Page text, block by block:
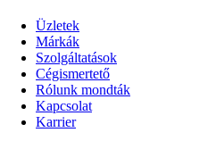
Üzletek
Márkák
Szolgáltatások
Cégismertető
Rólunk mondták
Kapcsolat
Karrier